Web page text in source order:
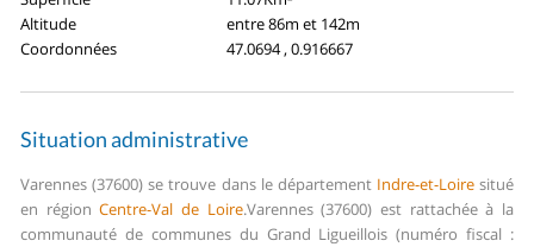
Altitude
entre 86m et 142m
Coordonnées
47.0694 , 0.916667
Situation administrative
Varennes (37600) se trouve dans le département Indre-et-Loiresitué
en régionCentre-Val de Loire.Varennes (37600) est rattachée à la
communauté de communes du Grand Ligueillois (numéro fiscal :